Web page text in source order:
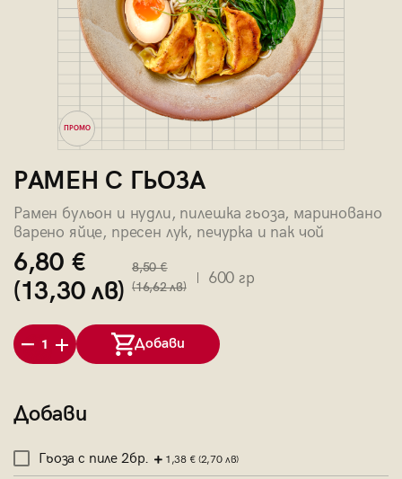
ПРОМО
РАМЕН С ГЬОЗА
Рамен бульон и нудли, пилешка гьоза, мариновано
варено яйце, пресен лук, печурка и пак чой
6,80 €
(13,30 лв)
8,50 €
(16,62 лв)
600 гр
1 Добави
Добави
Гьоза с пиле 2бр. 1,38 € (2,70 лв)